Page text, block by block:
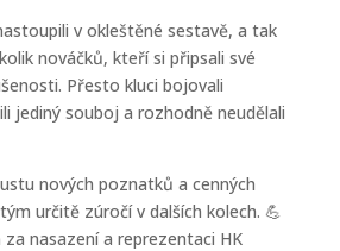
v okleštěné sestavě, a tak
nováčků, kteří si připsali své
Přesto kluci bojovali
jediný souboj a rozhodně neudělali
nových poznatků a cenných
určitě zúročí v dalších kolech. 💪
nasazení a reprezentaci HK